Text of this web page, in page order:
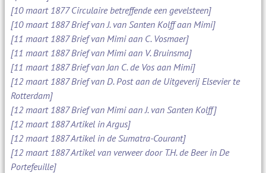
[10 maart 1877 Circulaire betreffende een gevelsteen]
[10 maart 1887 Brief van J. van Santen Kolff aan Mimi]
[11 maart 1887 Brief van Mimi aan C. Vosmaer]
[11 maart 1887 Brief van Mimi aan V. Bruinsma]
[11 maart 1887 Brief van Jan C. de Vos aan Mimi]
[12 maart 1887 Brief van D. Post aan de Uitgeverij Elsevier te
Rotterdam]
[12 maart 1887 Brief van Mimi aan J. van Santen Kolff]
[12 maart 1887 Artikel in Argus]
[12 maart 1887 Artikel in de Sumatra-Courant]
[12 maart 1887 Artikel van verweer door T.H. de Beer in De
Portefeuille]